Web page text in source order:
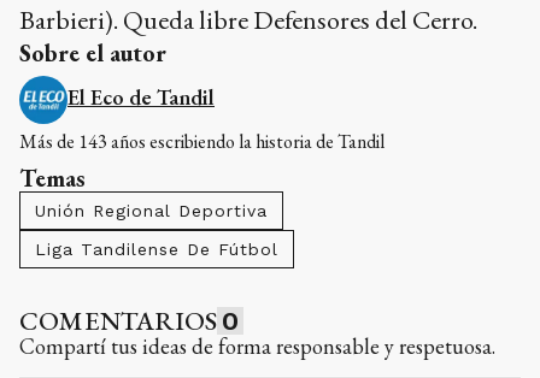
Barbieri). Queda libre Defensores del Cerro.
Sobre el autor
El Eco de Tandil
Más de 143 años escribiendo la historia de Tandil
Temas
Unión Regional Deportiva
Liga Tandilense De Fútbol
COMENTARIOS 0
Compartí tus ideas de forma responsable y respetuosa.